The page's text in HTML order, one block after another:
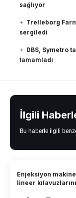
sağlıyor
Trelleborg
sergiledi
DBS, Symetro
tamamladı
İlgili
Bu haberle ilgili
Enjeksiyon
lineer